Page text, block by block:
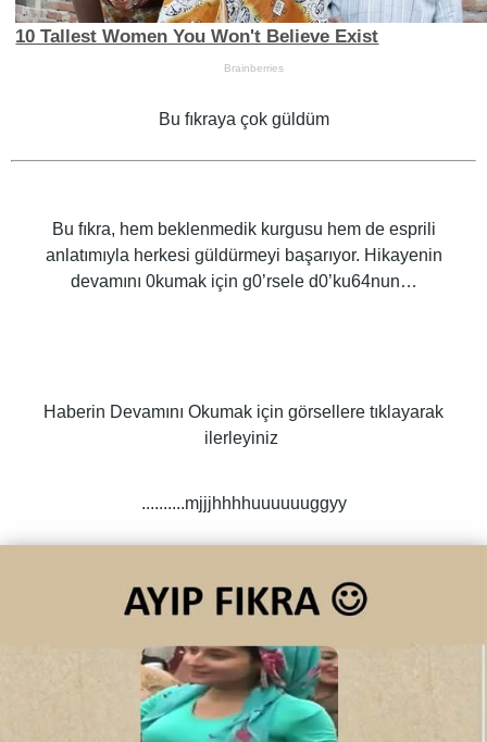
Bu fıkraya çok güldüm
Bu fıkra, hem beklenmedik kurgusu hem de esprili
anlatımıyla herkesi güldürmeyi başarıyor. Hikayenin
devamını 0kumak için g0’rsele d0’ku64nun…
Haberin Devamını Okumak için görsellere tıklayarak
ilerleyiniz
..........mjjjhhhhuuuuuuggyy